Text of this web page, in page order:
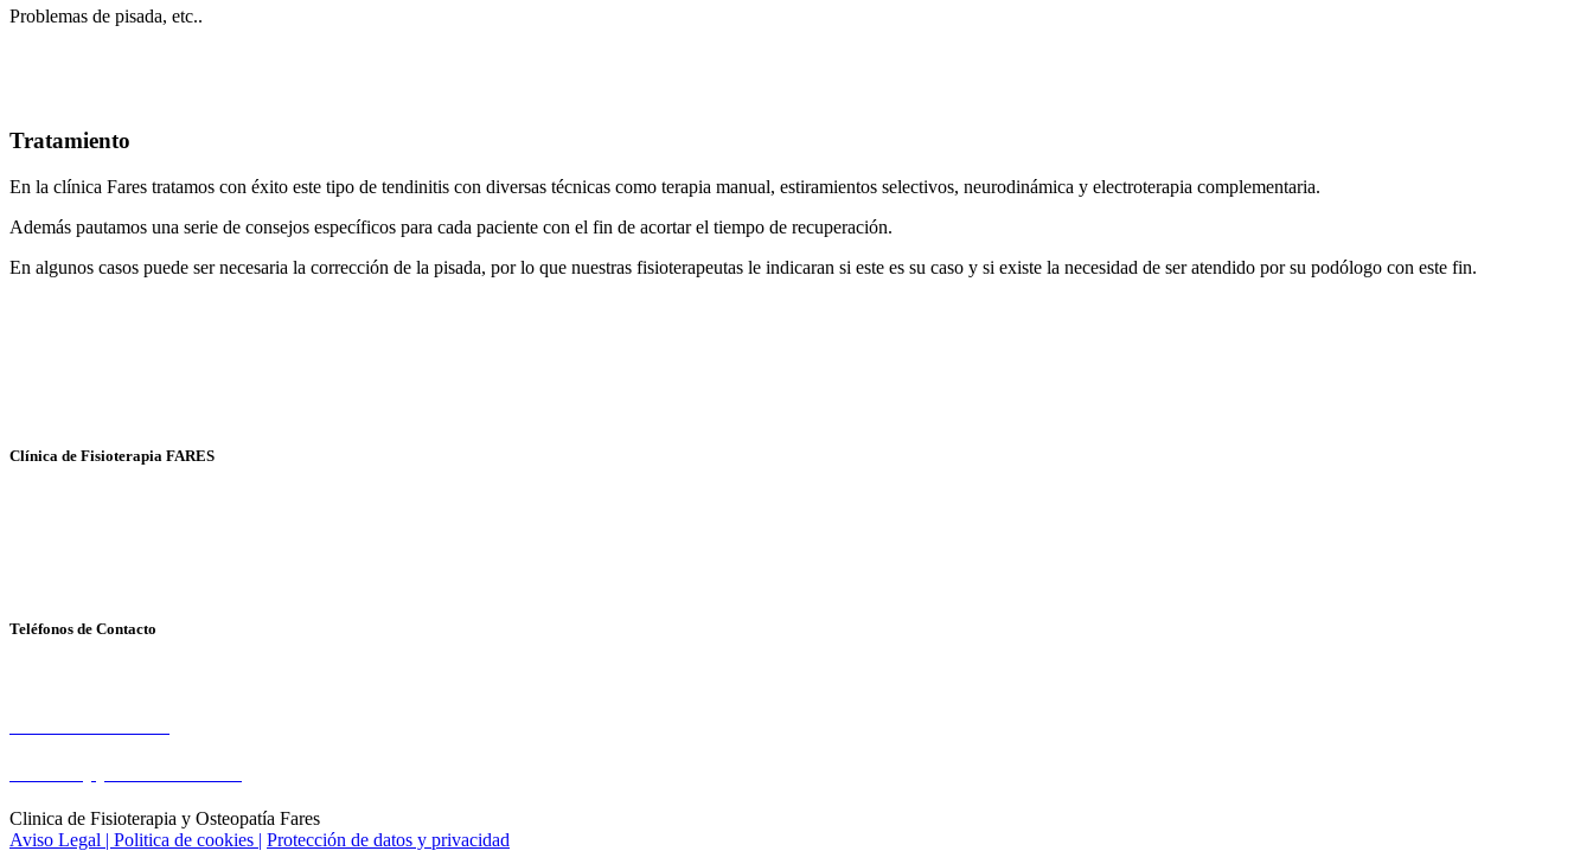
Problemas de pisada, etc..
Tratamiento
En la clínica Fares tratamos con éxito este tipo de tendinitis con diversas técnicas como terapia manual, estiramientos selectivos, neurodinámica y electroterapia complementaria.
Además pautamos una serie de consejos específicos para cada paciente con el fin de acortar el tiempo de recuperación.
En algunos casos puede ser necesaria la corrección de la pisada, por lo que nuestras fisioterapeutas le indicaran si este es su caso y si existe la necesidad de ser atendido por su podólogo con este fin.
Clínica de Fisioterapia FARES
Teléfonos de Contacto
Clinica de Fisioterapia y Osteopatía Fares
Aviso Legal | Politica de cookies | Protección de datos y privacidad